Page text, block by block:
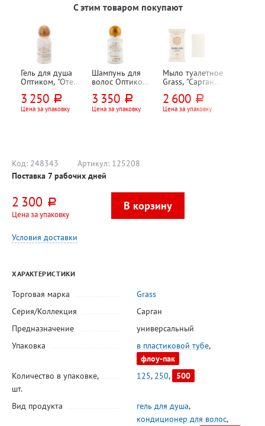
С этим товаром покупают
Гель для душа
Оптиком, "Отель
флакон, 200шт
3 250 руб.
Цена за упаковку
Шампунь для
волос Оптиком,
35мл, флакон,
200шт
3 350 руб.
Цена за упаковку
Мыло туалетное
Grass, "Сарган
флоу-пак, 250шт
2 600 руб.
Цена за упаковку
Код: 248343 Артикул: 125208
Поставка 7 рабочих дней
2 300 руб.
Цена за упаковку
Условия доставки
ХАРАКТЕРИСТИКИ
Торговая марка
Grass
Серия/Коллекция
Сарган
Предназначение
универсальный
Упаковка
в пластиковой тубе,
флоу-пак
Количество в упаковке,
шт.
125, 250, 500
Вид продукта гель для душа,
кондиционер для волос,